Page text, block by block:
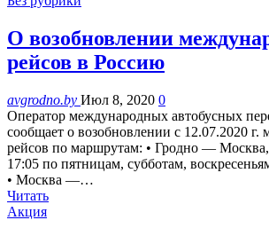
О возобновлении
рейсов в Россию
avgrodno.by Июл 8, 2020 0
Оператор международных автобусных
сообщает о возобновлении с 12.07.2020
рейсов по маршрутам: • Гродно — Москва,
17:05 по пятницам, субботам,
• Москва —…
Читать
Акция